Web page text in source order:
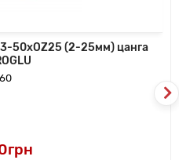
50xOZ25 (2-25мм) цанга
60